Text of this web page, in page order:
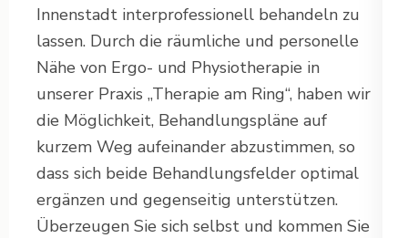
Innenstadt interprofessionell behandeln zu
lassen. Durch die räumliche und personelle
Nähe von Ergo- und Physiotherapie in
unserer Praxis „Therapie am Ring“, haben wir
die Möglichkeit, Behandlungspläne auf
kurzem Weg aufeinander abzustimmen, so
dass sich beide Behandlungsfelder optimal
ergänzen und gegenseitig unterstützen.
Überzeugen Sie sich selbst und kommen Sie